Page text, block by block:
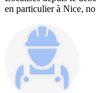
en particulier à Nice,